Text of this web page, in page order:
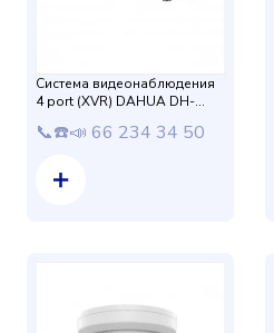
Система видеонаблюдения
4 port (XVR) DAHUA DH-
📞☎️📣 66 234 34 50